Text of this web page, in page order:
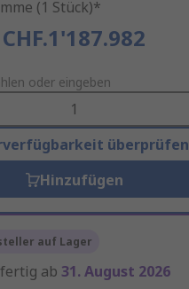
(1 Stück)*
CHF.1'187.982
oder eingeben
überprüfen
Hinzufügen
auf Lager
ab 31. August 2026